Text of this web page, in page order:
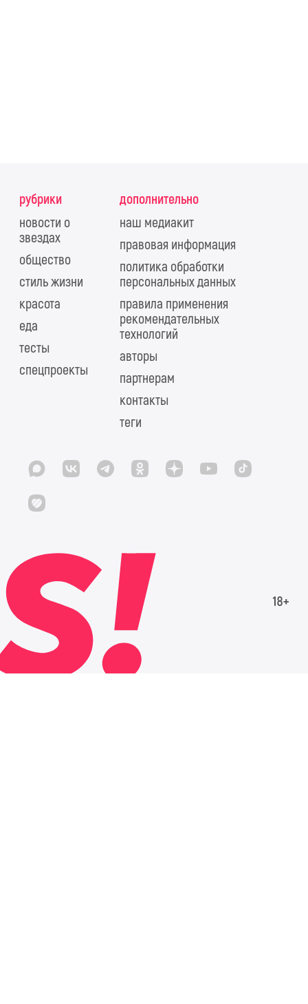
рубрики
новости о
звездах
общество
стиль жизни
красота
еда
тесты
спецпроекты
дополнительно
наш медиакит
правовая информация
политика обработки
персональных данных
правила применения
рекомендательных
технологий
авторы
партнерам
контакты
теги